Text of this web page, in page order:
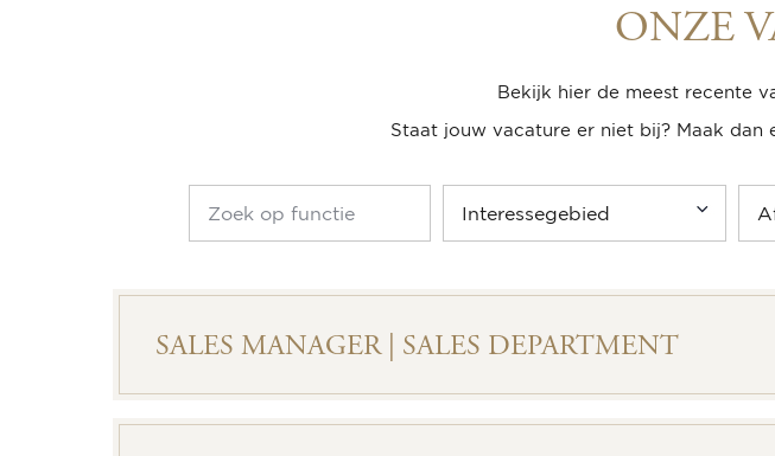
ONZE
Bekijk hier de meest recente
Staat jouw vacature er niet bij? Maak dan
SALES MANAGER | SALES DEPARTMENT